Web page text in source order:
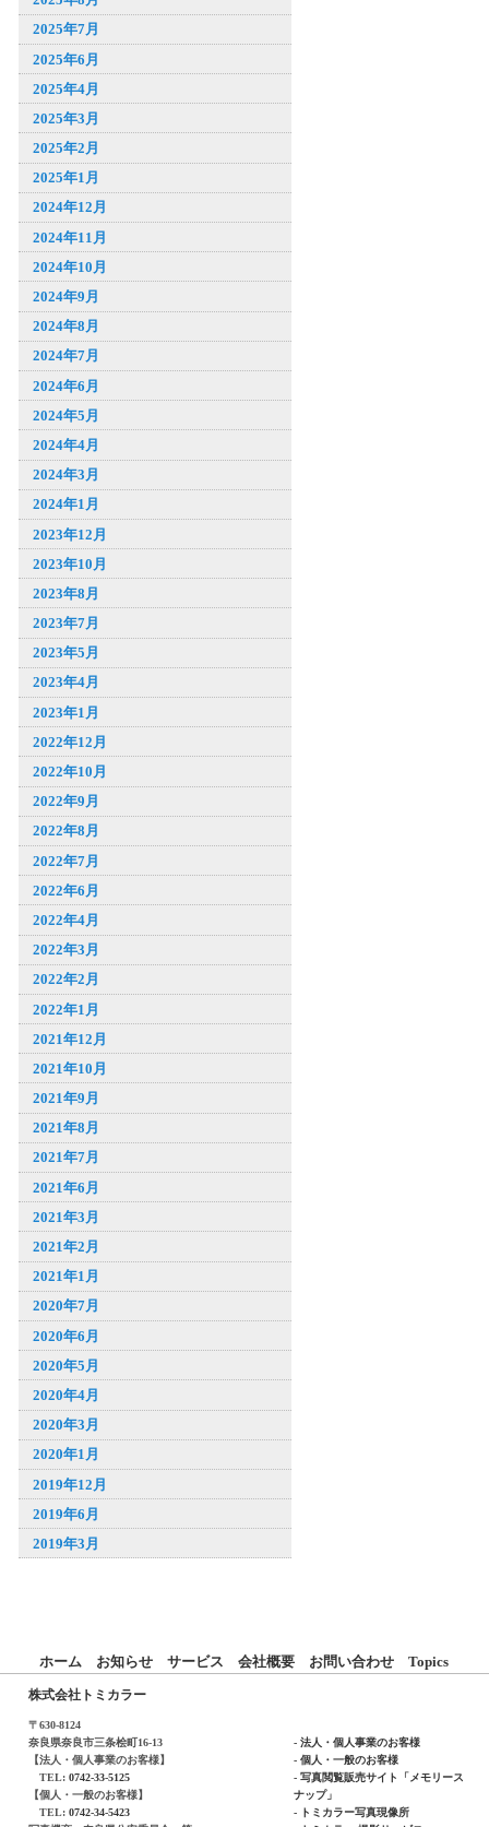
2025年7月
2025年6月
2025年4月
2025年3月
2025年2月
2025年1月
2024年12月
2024年11月
2024年10月
2024年9月
2024年8月
2024年7月
2024年6月
2024年5月
2024年4月
2024年3月
2024年1月
2023年12月
2023年10月
2023年8月
2023年7月
2023年5月
2023年4月
2023年1月
2022年12月
2022年10月
2022年9月
2022年8月
2022年7月
2022年6月
2022年4月
2022年3月
2022年2月
2022年1月
2021年12月
2021年10月
2021年9月
2021年8月
2021年7月
2021年6月
2021年3月
2021年2月
2021年1月
2020年7月
2020年6月
2020年5月
2020年4月
2020年3月
2020年1月
2019年12月
2019年6月
2019年3月
ホーム お知らせ サービス 会社概要 お問い合わせ Topics
株式会社トミカラー
〒630-8124
奈良県奈良市三条桧町16-13
【法人・個人事業のお客様】
TEL: 0742-33-5125
【個人・一般のお客様】
TEL: 0742-34-5423
- 法人・個人事業のお客様
- 個人・一般のお客様
- 写真閲覧販売サイト「メモリース
ナップ」
- トミカラー写真現像所